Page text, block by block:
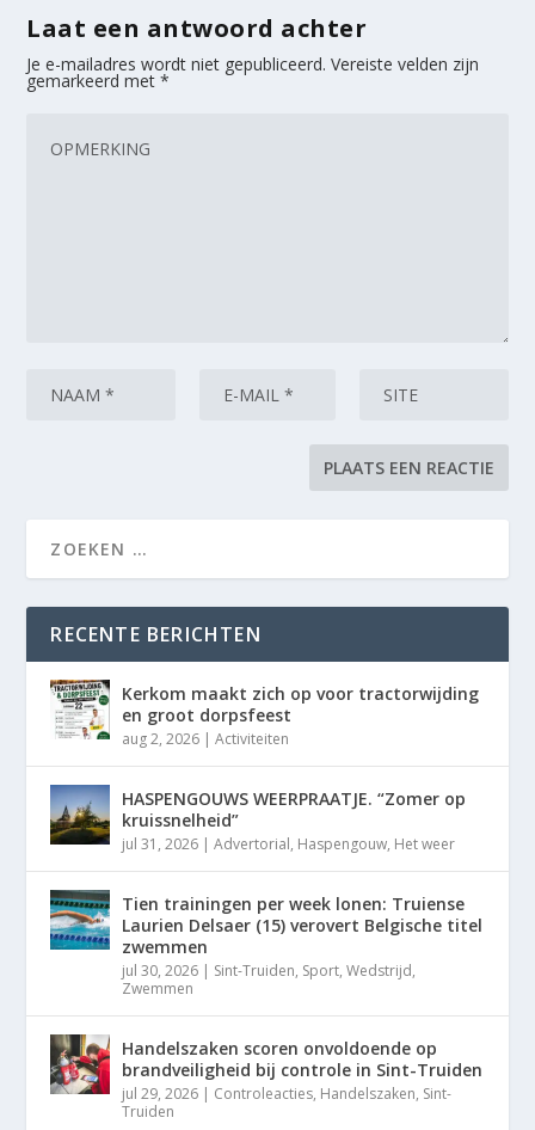
Laat een antwoord achter
Je e-mailadres wordt niet gepubliceerd. Vereiste velden zijn
gemarkeerd met*
RECENTE BERICHTEN
Kerkom maakt zich op voor tractorwijding
en groot dorpsfeest
aug 2, 2026 |Activiteiten
HASPENGOUWS WEERPRAATJE. “Zomer op
kruissnelheid”
jul 31, 2026 |Advertorial, Haspengouw, Het weer
Tien trainingen per week lonen: Truiense
Laurien Delsaer (15) verovert Belgische titel
zwemmen
jul 30, 2026 | Sint-Truiden, Sport,Wedstrijd,
Zwemmen
Handelszaken scoren onvoldoende op
brandveiligheid bij controle in Sint-Truiden
jul 29, 2026 | Controleacties, Handelszaken, Sint-
Truiden